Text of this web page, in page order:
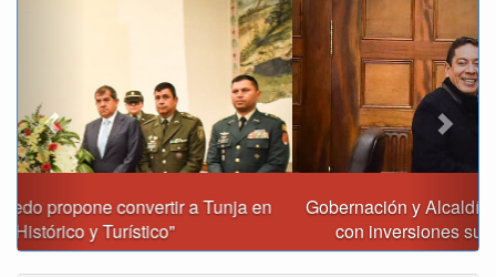
Gobernación y Alcaldía de Tunja revisan 120 proyectos
con inversiones superiores a $385.000 millones